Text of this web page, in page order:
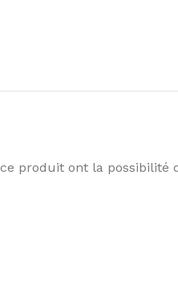
produit ont la possibilité